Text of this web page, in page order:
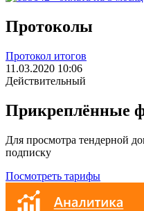
Протоколы
Протокол итогов
11.03.2020 10:06
Действительный
Прикреплённые
Для просмотра тендерной
подписку
Посмотреть тарифы